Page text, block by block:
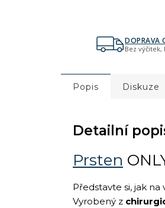
DOPRAVA
Bez výčitek,
Popis Diskuze
Detailní
Prsten
Představte si, jak
Vyrobený z